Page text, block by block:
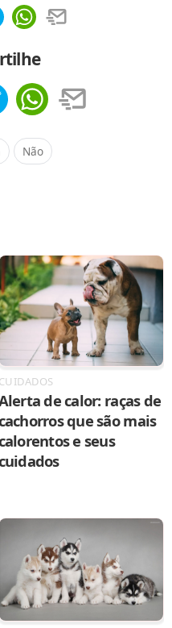
Não
CUIDADOS
de calor: raças de
que são mais
e seus